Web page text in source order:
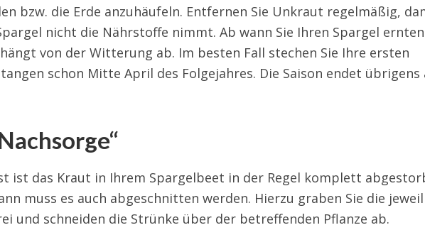
bzw. die Erde anzuhäufeln. Entfernen Sie Unkraut regelmäßig,
nicht die Nährstoffe nimmt. Ab wann Sie Ihren Spargel ernten
von der Witterung ab. Im besten Fall stechen Sie Ihre ersten
schon Mitte April des Folgejahres. Die Saison endet übrigens
ist das Kraut in Ihrem Spargelbeet in der Regel komplett
muss es auch abgeschnitten werden. Hierzu graben Sie die
und schneiden die Strünke über der betreffenden Pflanze ab.